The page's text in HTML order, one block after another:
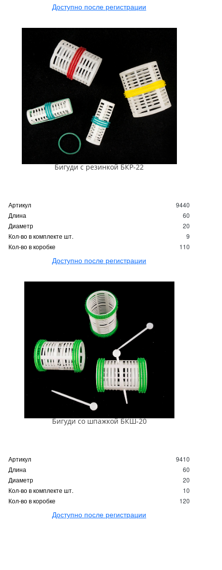
Доступно после регистрации
Бигуди с резинкой БКР-22
Артикул
9440
Длина
60
Диаметр
20
Кол-во в комплекте шт.
9
Кол-во в коробке
110
Доступно после регистрации
Бигуди со шпажкой БКШ-20
Артикул
9410
Длина
60
Диаметр
20
Кол-во в комплекте шт.
10
Кол-во в коробке
120
Доступно после регистрации